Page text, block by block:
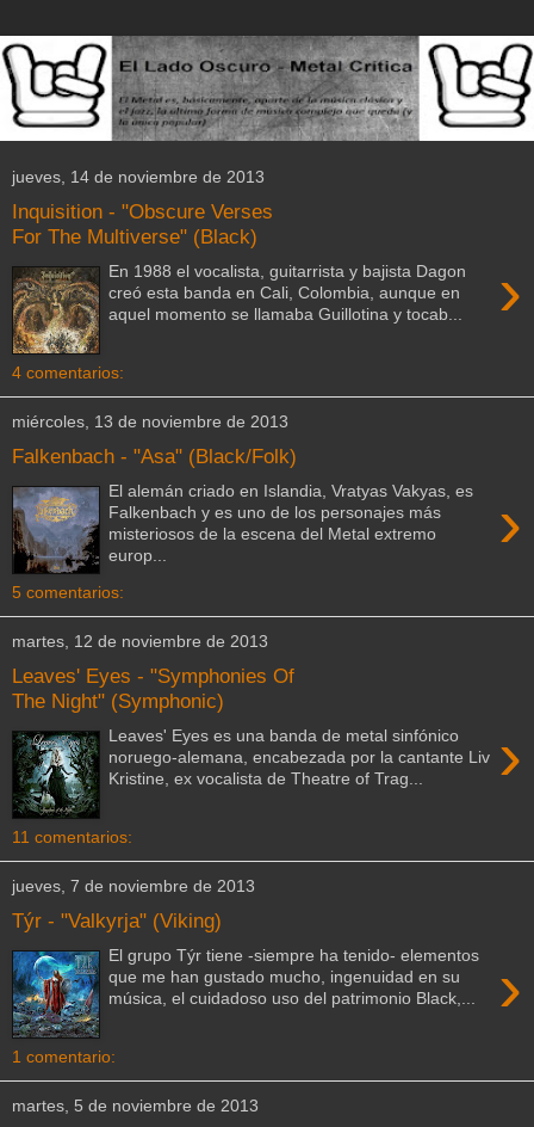
jueves, 14 de noviembre de 2013
Inquisition - "Obscure Verses
For The Multiverse" (Black)
›
En 1988 el vocalista, guitarrista y bajista Dagon
creó esta banda en Cali, Colombia, aunque en
aquel momento se llamaba Guillotina y tocab...
4 comentarios:
miércoles, 13 de noviembre de 2013
Falkenbach - "Asa" (Black/Folk)
›
El alemán criado en Islandia, Vratyas Vakyas, es
Falkenbach y es uno de los personajes más
misteriosos de la escena del Metal extremo
europ...
5 comentarios:
martes, 12 de noviembre de 2013
Leaves' Eyes - "Symphonies Of
The Night" (Symphonic)
›
Leaves' Eyes es una banda de metal sinfónico
noruego-alemana, encabezada por la cantante Liv
Kristine, ex vocalista de Theatre of Trag...
11 comentarios:
jueves, 7 de noviembre de 2013
Týr - "Valkyrja" (Viking)
›
El grupo Týr tiene -siempre ha tenido- elementos
que me han gustado mucho, ingenuidad en su
música, el cuidadoso uso del patrimonio Black,...
1 comentario:
martes, 5 de noviembre de 2013